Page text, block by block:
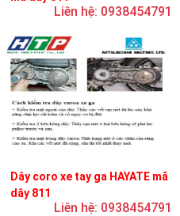
Liên hệ: 0938454791
Dây coro xe tay ga HAYATE mã
dây 811
Liên hệ: 0938454791